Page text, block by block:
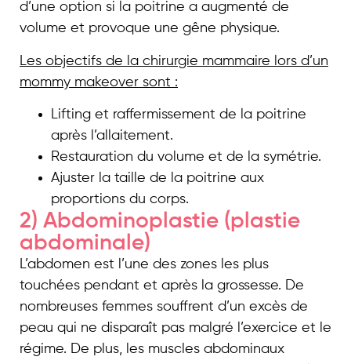
d’une option si la poitrine a augmenté de
volume et provoque une gêne physique.
Les objectifs de la chirurgie mammaire lors d’un
mommy makeover sont :
Lifting et raffermissement de la poitrine
après l’allaitement.
Restauration du volume et de la symétrie.
Ajuster la taille de la poitrine aux
proportions du corps.
2) Abdominoplastie (plastie
abdominale)
L’abdomen est l’une des zones les plus
touchées pendant et après la grossesse. De
nombreuses femmes souffrent d’un excès de
peau qui ne disparaît pas malgré l’exercice et le
régime. De plus, les muscles abdominaux